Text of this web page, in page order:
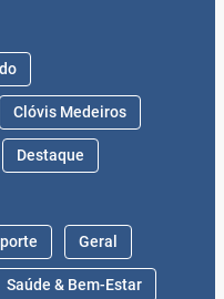
Clóvis Medeiros
Destaque
Geral
Saúde & Bem-Estar